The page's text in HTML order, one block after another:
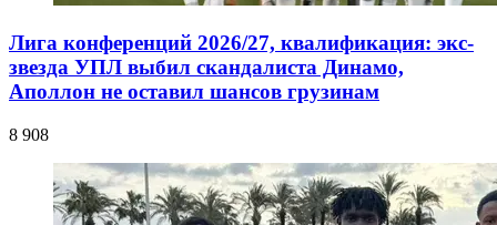
Лига конференций 2026/27, квалификация: экс-
звезда УПЛ выбил скандалиста Динамо,
Аполлон не оставил шансов грузинам
8 908